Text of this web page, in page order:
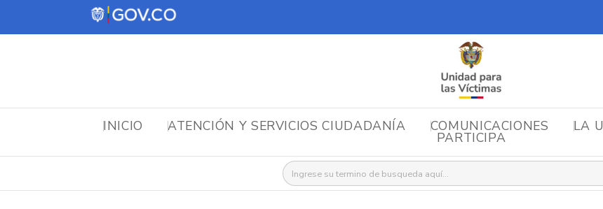
INICIO ATENCIÓN Y SERVICIOS CIUDADANÍA COMUNICACIONES LA
PARTICIPA
Buscar: